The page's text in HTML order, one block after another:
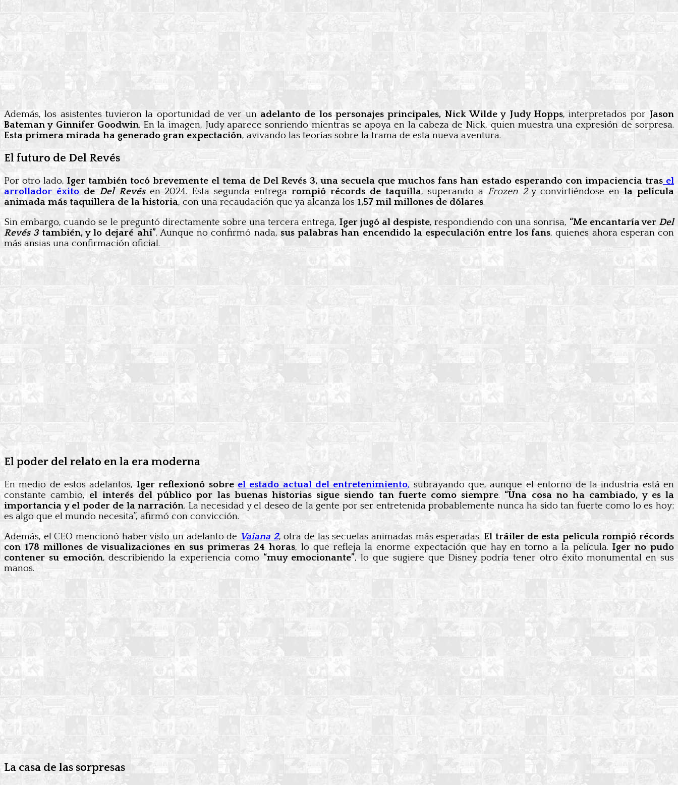
Además, los asistentes tuvieron la oportunidad de ver unadelanto de los personajes principales, Nick Wilde y Judy Hopps, interpretados por Jason
Bateman y Ginnifer Goodwin. En la imagen, Judy aparece sonriendo mientras se apoya en la cabeza de Nick, quien muestra una expresión de sorpresa.
Esta primera mirada ha generado gran expectación, avivando las teorías sobre la trama de esta nueva aventura.
El futuro de Del Revés
Por otro lado,Iger también tocó brevemente el tema de Del Revés 3, una secuela que muchos fans han estado esperando con impaciencia trasel
arrollador éxito deDel Revésen 2024. Esta segunda entregarompió récords de taquilla, superando a Frozen 2y convirtiéndose enla película
animada más taquillera de la historia, con una recaudación que ya alcanza los 1,57 mil millones de dólares.
Sin embargo, cuando se le preguntó directamente sobre una tercera entrega, Iger jugó al despiste, respondiendo con una sonrisa, “Me encantaría ver Del
Revés 3también, y lo dejaré ahí”. Aunque no confirmó nada, sus palabras han encendido la especulación entre los fans, quienes ahora esperan con
más ansias una confirmación oficial.
El poder del relato en la era moderna
En medio de estos adelantos, Iger reflexionó sobre el estado actual del entretenimiento, subrayando que, aunque el entorno de la industria está en
constante cambio, el interés del público por las buenas historias sigue siendo tan fuerte como siempre. “Una cosa no ha cambiado, y es la
importancia y el poder de la narración. La necesidad y el deseo de la gente por ser entretenida probablemente nunca ha sido tan fuerte como lo es hoy;
es algo que el mundo necesita”, afirmó con convicción.
Además, el CEO mencionó haber visto un adelanto de Vaiana 2, otra de las secuelas animadas más esperadas.El tráiler de esta película rompió récords
con 178 millones de visualizaciones en sus primeras 24 horas, lo que refleja la enorme expectación que hay en torno a la película. Iger no pudo
contener su emoción, describiendo la experiencia como “muy emocionante”, lo que sugiere que Disney podría tener otro éxito monumental en sus
manos.
La casa de las sorpresas